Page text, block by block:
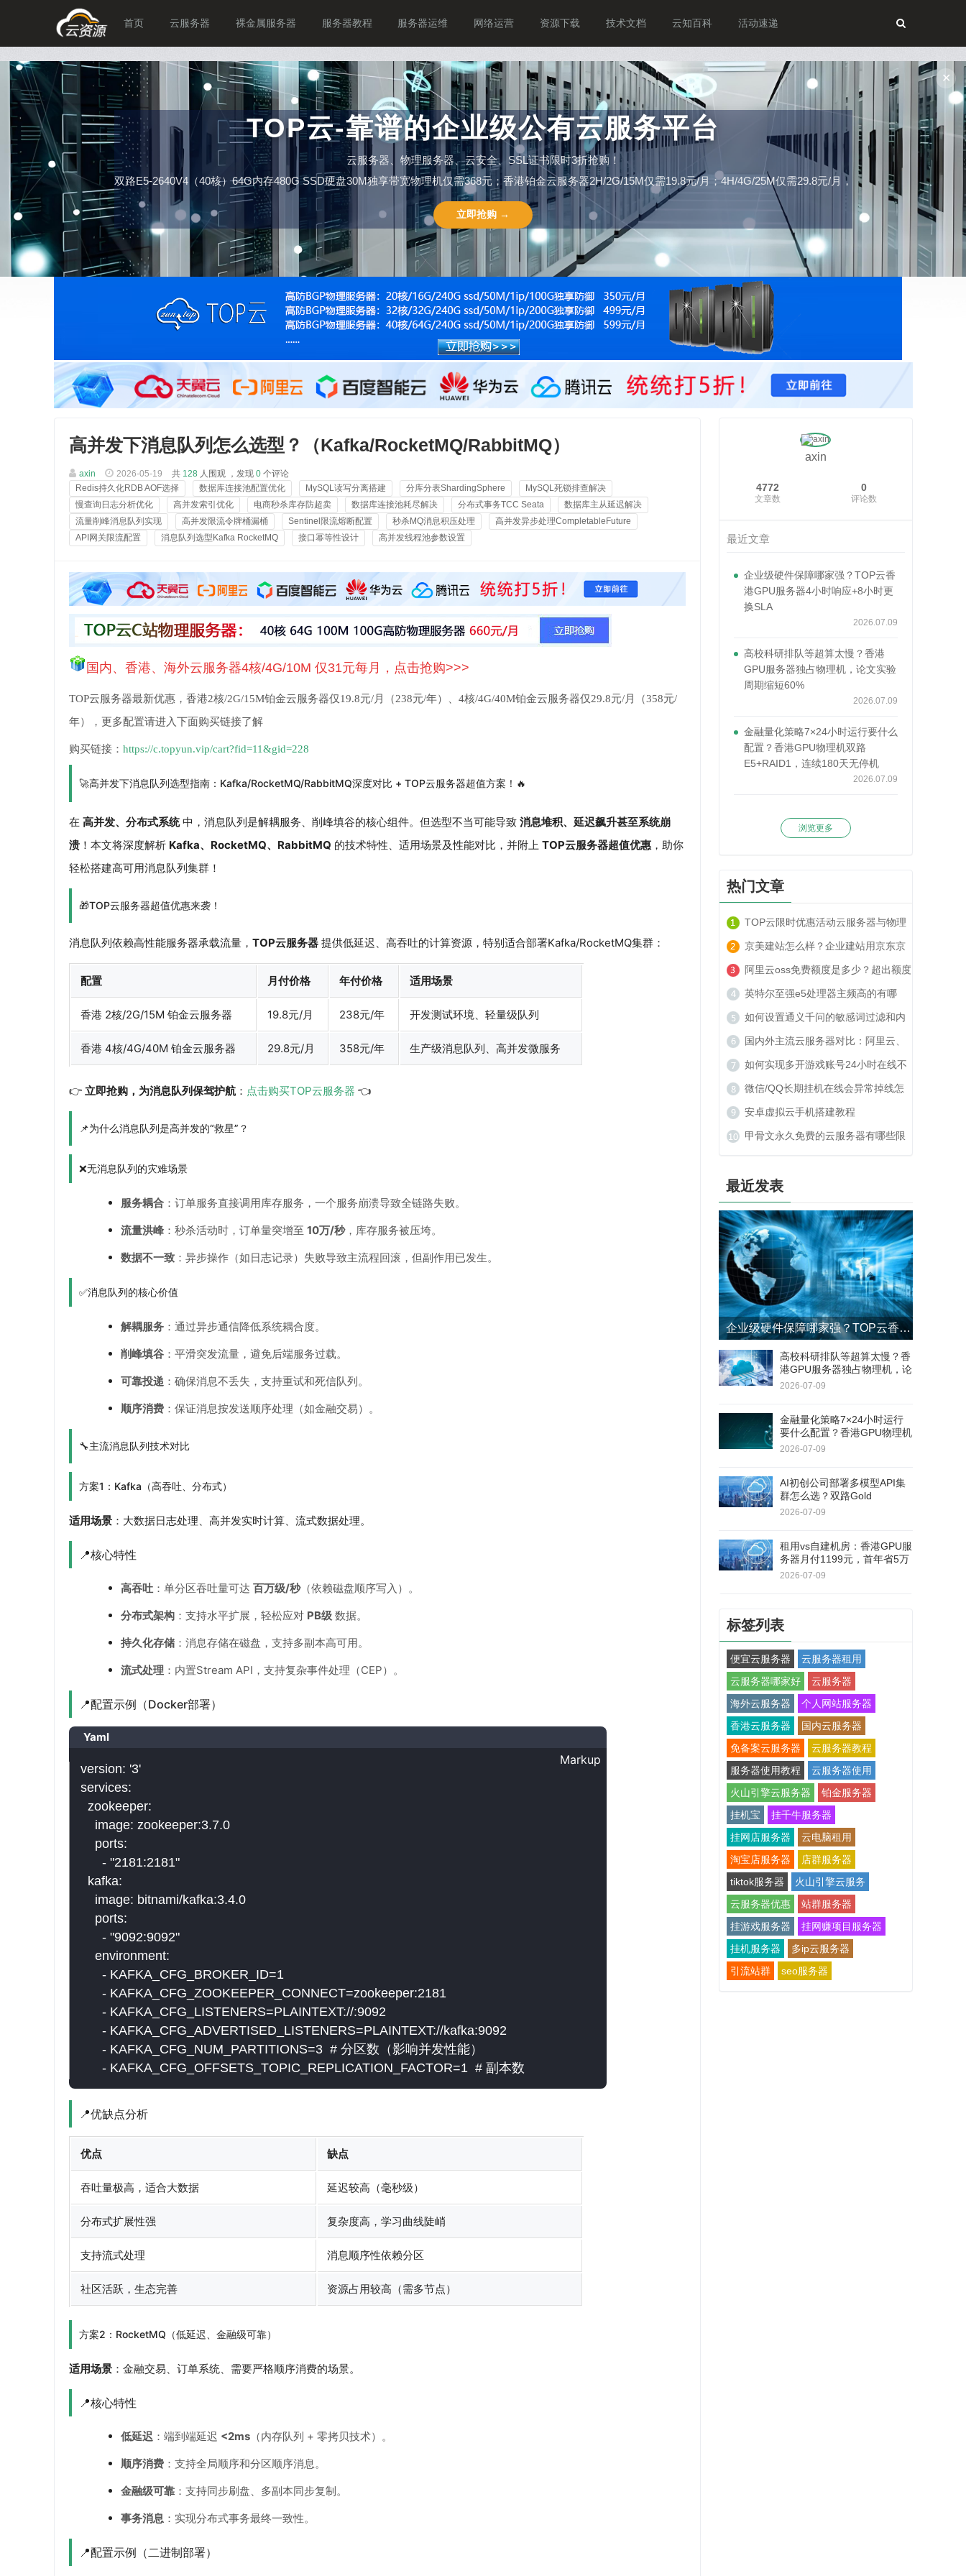
TOP云-靠谱的企业级公有云服务平台
云服务器、物理服务器、云安全、SSL证书限时3折抢购！
双路E5-2640V4（40核）64G内存480G SSD硬盘30M独享带宽物理机仅需368元；香港铂金云服务器2H/2G/15M仅需19.8元/月；4H/4G/25M仅需29.8元/月，
立即抢购 →
✕
首页 云服务器 裸金属服务器 服务器教程 服务器运维 网络运营 资源下载 技术文档 云知百科 活动速递
高并发下消息队列怎么选型？（Kafka/RocketMQ/RabbitMQ）
axin 2026-05-19 共 128 人围观 ，发现 0 个评论
Redis持久化RDB AOF选择
数据库连接池配置优化 MySQL读写分离搭建 分库分表ShardingSphere
MySQL死锁排查解决
慢查询日志分析优化
高并发索引优化 电商秒杀库存防超卖 数据库连接池耗尽解决 分布式事务TCC Seata
数据库主从延迟解决
流量削峰消息队列实现
高并发限流令牌桶漏桶 Sentinel限流熔断配置 秒杀MQ消息积压处理
高并发异步处理CompletableFuture
API网关限流配置
消息队列选型Kafka RocketMQ 接口幂等性设计 高并发线程池参数设置
国内、香港、海外云服务器4核/4G/10M 仅31元每月，点击抢购>>>
TOP云服务器最新优惠，香港2核/2G/15M铂金云服务器仅19.8元/月（238元/年）、4核/4G/40M铂金云服务器仅29.8元/月（358元/
年），更多配置请进入下面购买链接了解
购买链接： https://c.topyun.vip/cart?fid=11&gid=228
🚀高并发下消息队列选型指南：Kafka/RocketMQ/RabbitMQ深度对比 + TOP云服务器超值方案！🔥
在 高并发、分布式系统中，消息队列是解耦服务、削峰填谷的核心组件。但选型不当可能导致 消息堆积、延迟飙升甚至系统崩
溃！本文将深度解析 Kafka、RocketMQ、RabbitMQ 的技术特性、适用场景及性能对比，并附上 TOP云服务器超值优惠，助你
轻松搭建高可用消息队列集群！
🎁TOP云服务器超值优惠来袭！
消息队列依赖高性能服务器承载流量， TOP云服务器提供低延迟、高吞吐的计算资源，特别适合部署Kafka/RocketMQ集群：
配置 月付价格 年付价格 适用场景
香港 2核/2G/15M 铂金云服务器 19.8元/月 238元/年 开发测试环境、轻量级队列
香港 4核/4G/40M 铂金云服务器 29.8元/月 358元/年 生产级消息队列、高并发微服务
👉 立即抢购，为消息队列保驾护航： 点击购买TOP云服务器 👈
📌为什么消息队列是高并发的“救星”？
❌无消息队列的灾难场景
服务耦合 ：订单服务直接调用库存服务，一个服务崩溃导致全链路失败。
流量洪峰 ：秒杀活动时，订单量突增至 10万/秒，库存服务被压垮。
数据不一致 ：异步操作（如日志记录）失败导致主流程回滚，但副作用已发生。
✅消息队列的核心价值
解耦服务 ：通过异步通信降低系统耦合度。
削峰填谷 ：平滑突发流量，避免后端服务过载。
可靠投递 ：确保消息不丢失，支持重试和死信队列。
顺序消费 ：保证消息按发送顺序处理（如金融交易）。
🔧主流消息队列技术对比
方案1：Kafka（高吞吐、分布式）
适用场景：大数据日志处理、高并发实时计算、流式数据处理。
📍核心特性
高吞吐 ：单分区吞吐量可达 百万级/秒（依赖磁盘顺序写入）。
分布式架构 ：支持水平扩展，轻松应对 PB级 数据。
持久化存储 ：消息存储在磁盘，支持多副本高可用。
流式处理 ：内置Stream API，支持复杂事件处理（CEP）。
📍配置示例（Docker部署）
Yaml
Markup
version: '3'
services:
  zookeeper:
    image: zookeeper:3.7.0
    ports:
      - "2181:2181"
  kafka:
    image: bitnami/kafka:3.4.0
    ports:
      - "9092:9092"
    environment:
      - KAFKA_CFG_BROKER_ID=1
      - KAFKA_CFG_ZOOKEEPER_CONNECT=zookeeper:2181
      - KAFKA_CFG_LISTENERS=PLAINTEXT://:9092
      - KAFKA_CFG_ADVERTISED_LISTENERS=PLAINTEXT://kafka:9092
      - KAFKA_CFG_NUM_PARTITIONS=3  # 分区数（影响并发性能）
      - KAFKA_CFG_OFFSETS_TOPIC_REPLICATION_FACTOR=1  # 副本数
📍优缺点分析
优点 缺点
吞吐量极高，适合大数据 延迟较高（毫秒级）
分布式扩展性强 复杂度高，学习曲线陡峭
支持流式处理 消息顺序性依赖分区
社区活跃，生态完善 资源占用较高（需多节点）
方案2：RocketMQ（低延迟、金融级可靠）
适用场景：金融交易、订单系统、需要严格顺序消费的场景。
📍核心特性
低延迟 ：端到端延迟 <2ms （内存队列 + 零拷贝技术）。
顺序消费 ：支持全局顺序和分区顺序消息。
金融级可靠 ：支持同步刷盘、多副本同步复制。
事务消息 ：实现分布式事务最终一致性。
📍配置示例（二进制部署）
axin
4772
文章数
0
评论数
最近文章
企业级硬件保障哪家强？TOP云香
港GPU服务器4小时响应+8小时更
换SLA
2026.07.09
高校科研排队等超算太慢？香港
GPU服务器独占物理机，论文实验
周期缩短60%
2026.07.09
金融量化策略7×24小时运行要什么
配置？香港GPU物理机双路
E5+RAID1，连续180天无停机
2026.07.09
浏览更多
热门文章
TOP云限时优惠活动云服务器与物理
服务器套餐租用推荐
京美建站怎么样？企业建站用京东京
美建站可以吗？
阿里云oss免费额度是多少？超出额度
收费贵吗？
英特尔至强e5处理器主频高的有哪
些？
如何设置通义千问的敏感词过滤和内
容安全策略？
国内外主流云服务器对比：阿里云、
腾讯云、TOP云如何选？
如何实现多开游戏账号24小时在线不
被封号？
微信/QQ长期挂机在线会异常掉线怎
么办？
安卓虚拟云手机搭建教程
甲骨文永久免费的云服务器有哪些限
最近发表
企业级硬件保障哪家强？TOP云香港GPU服务器4小时响应+8小时更换SLA
高校科研排队等超算太慢？香
港GPU服务器独占物理机，论
文实验周期缩短60%
2026-07-09
金融量化策略7×24小时运行
要什么配置？香港GPU物理机
双路E5+RAID1，连续180天
2026-07-09
AI初创公司部署多模型API集
群怎么选？双路Gold
6138+RTX 5060Ti，40核80
2026-07-09
租用vs自建机房：香港GPU服
务器月付1199元，首年省5万
+不用自己修硬件
2026-07-09
标签列表
便宜云服务器
云服务器租用
云服务器哪家好
云服务器
海外云服务器
个人网站服务器
香港云服务器
国内云服务器
免备案云服务器
云服务器教程
服务器使用教程
云服务器使用
火山引擎云服务器
铂金服务器
挂机宝
挂千牛服务器
挂网店服务器
云电脑租用
淘宝店服务器
店群服务器
tiktok服务器
火山引擎云服务
云服务器优惠
站群服务器
挂游戏服务器
挂网赚项目服务器
挂机服务器
多ip云服务器
引流站群
seo服务器